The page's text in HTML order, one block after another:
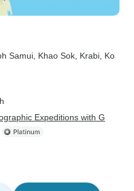
Samui , Khao Sok , Krabi , Ko
Expeditions with G